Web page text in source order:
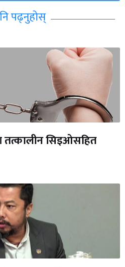
पढ्नुहोस्
तत्कालीन सिइओसहित